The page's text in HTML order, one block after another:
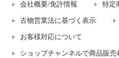
会社概要/免許情報 特定
古物営業法に基づく表示
お客様対応について
ショップチャンネルで商品販売